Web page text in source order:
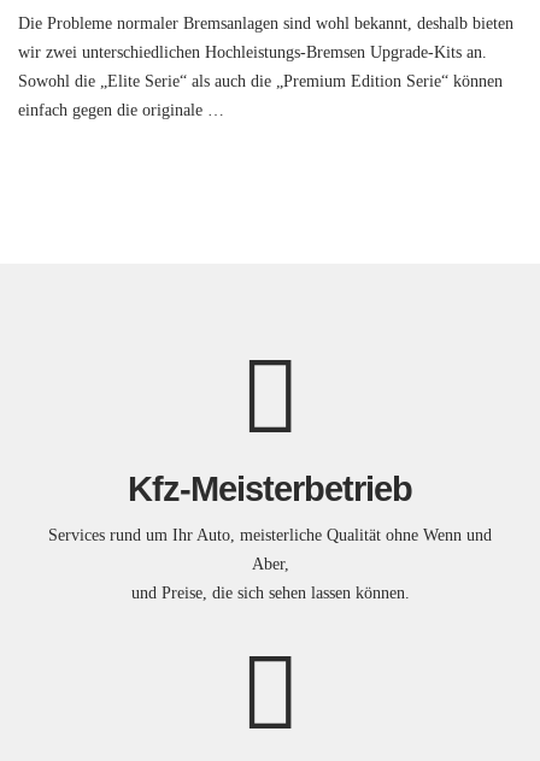
Die Probleme normaler Bremsanlagen sind wohl bekannt, deshalb bieten
wir zwei unterschiedlichen Hochleistungs-Bremsen Upgrade-Kits an.
Sowohl die „Elite Serie“ als auch die „Premium Edition Serie“ können
einfach gegen die originale …
Kfz-Meisterbetrieb
Services rund um Ihr Auto, meisterliche Qualität ohne Wenn und
Aber,
und Preise, die sich sehen lassen können.